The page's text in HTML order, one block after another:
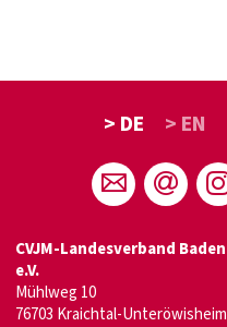
> DE > EN
CVJM-Landesverband Baden
e.V.
Mühlweg 10
76703 Kraichtal-Unteröwisheim